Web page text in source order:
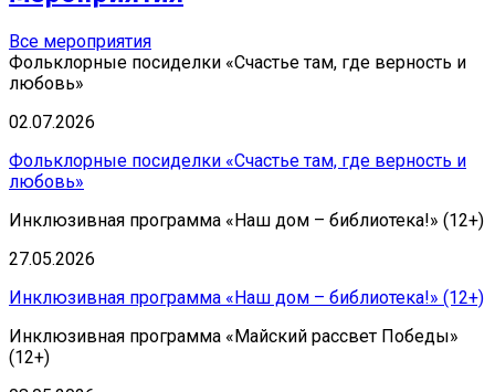
Все мероприятия
Фольклорные посиделки «Счастье там, где верность и
любовь»
02.07.2026
Фольклорные посиделки «Счастье там, где верность и
любовь»
Инклюзивная программа «Наш дом – библиотека!» (12+)
27.05.2026
Инклюзивная программа «Наш дом – библиотека!» (12+)
Инклюзивная программа «Майский рассвет Победы»
(12+)